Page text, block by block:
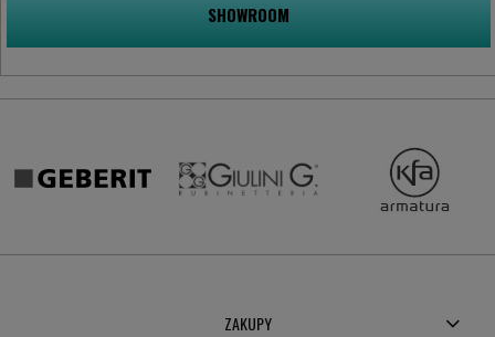
SHOWROOM
ZAKUPY